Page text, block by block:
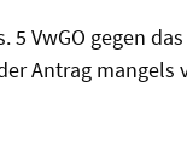
VwGO gegen
Antrag mangels